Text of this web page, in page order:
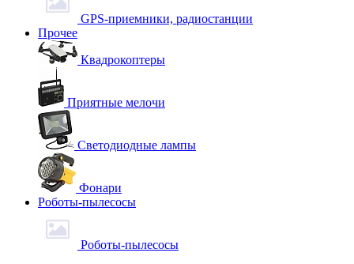
GPS-приемники, радиостанции
Прочее
Квадрокоптеры
Приятные мелочи
Светодиодные лампы
Фонари
Роботы-пылесосы
Роботы-пылесосы